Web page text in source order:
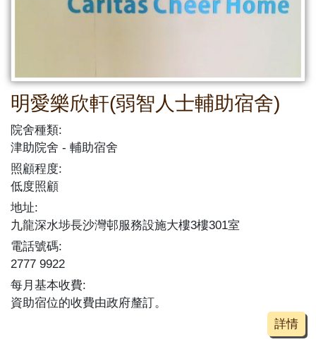
明愛樂欣軒(弱智人士輔助宿舍)
院舍種類:
津助院舍
輔助宿舍
照顧程度:
低度照顧
地址:
九龍深水埗長沙灣邨服務設施大樓3樓301室
電話號碼:
2777 9922
每月基本收費:
資助宿位的收費由政府釐訂。
詳情